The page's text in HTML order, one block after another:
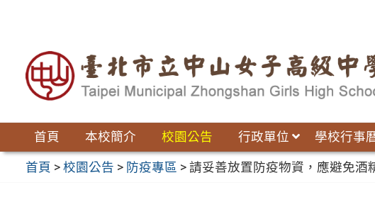
首頁 本校簡介 校園公告 行政單位 學校行事
首頁 >校園公告 > 防疫專區 >請妥善放置防疫物資，應避免酒